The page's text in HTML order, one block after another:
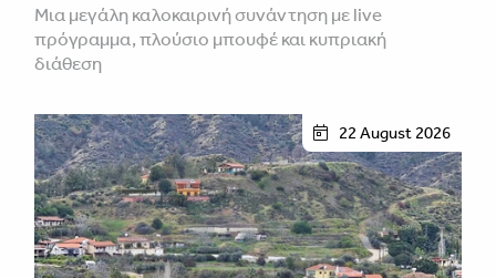
Μια μεγάλη καλοκαιρινή συνάντηση με live
πρόγραμμα, πλούσιο μπουφέ και κυπριακή
διάθεση
22 August 2026